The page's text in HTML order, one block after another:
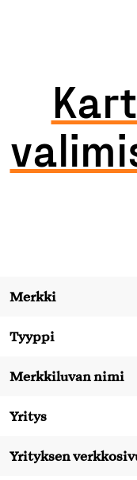
Merkki
Tyyppi
Merkkiluvan nimi
Yritys
Yrityksen